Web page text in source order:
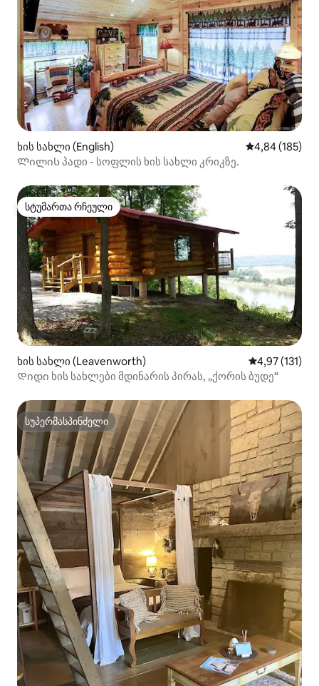
ხის სახლი (English) საშუალო
4,84 (185)
Ლილის პადი - სოფლის ხის სახლი კრიკზე.
სტუმართა რჩეული
სტუმართა რჩეული
ხის სახლი (Leavenworth) საშუალო
4,97 (131)
Დიდი ხის სახლები მდინარის პირას, „ქორის ბუდე“
სუპერმასპინძელი
სუპერმასპინძელი